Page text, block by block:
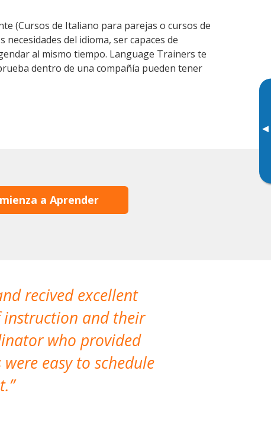
▸
(Cursos de Italiano para parejas o cursos de
del idioma, ser capaces de
al mismo tiempo. Language Trainers te
dentro de una compañía pueden tener
a Aprender
recived excellent
instruction and their
who provided
easy to schedule